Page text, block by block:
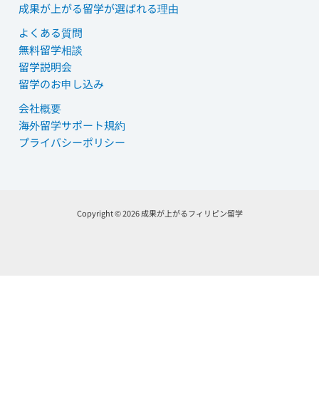
成果が上がる留学が選ばれる理由
よくある質問
無料留学相談
留学説明会
留学のお申し込み
会社概要
海外留学サポート規約
プライバシーポリシー
Copyright © 2026 成果が上がるフィリピン留学